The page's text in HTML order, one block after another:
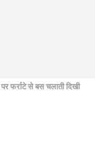
फर्राटे से बस चलाती दिखी